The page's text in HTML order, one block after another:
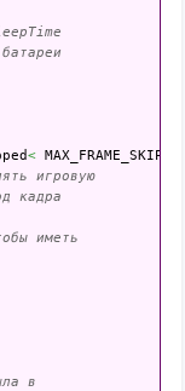
< MAX_FRAME_SKIPS
игровую
кадра
иметь
в